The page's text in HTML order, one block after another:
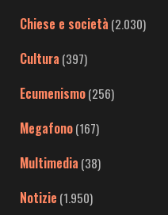
Chiese e società (2.030)
Cultura (397)
Ecumenismo(256)
Megafono(167)
Multimedia (38)
Notizie (1.950)